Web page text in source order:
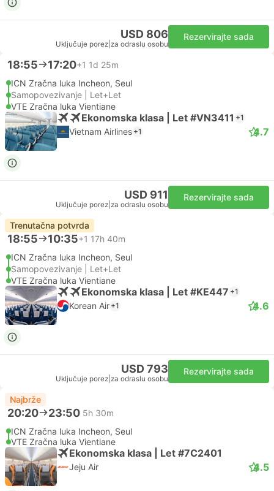
USD 806
Uključuje porez za odraslu osobu
Rezervirajte sada
18:55 17:20+1 1d 25m
ICN Zračna luka Incheon, Seul
Samopovezivanje | Let+Let
VTE Zračna luka Vientiane
Ekonomska klasa | Let #VN3411 +1
Vietnam Airlines +1 4.7
USD 911
Uključuje porez za odraslu osobu
Rezervirajte sada
Trenutačna potvrda
18:55 10:35+1 17h 40m
ICN Zračna luka Incheon, Seul
Samopovezivanje | Let+Let
VTE Zračna luka Vientiane
Ekonomska klasa | Let #KE447 +1
Korean Air +1 4.6
USD 793
Uključuje porez za odraslu osobu
Rezervirajte sada
Najbrže
20:20 23:50 5h 30m
ICN Zračna luka Incheon, Seul
VTE Zračna luka Vientiane
Ekonomska klasa | Let #7C2401
Jeju Air 4.5